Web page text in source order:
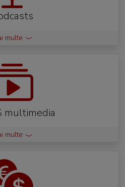
multe
multimedia
multe